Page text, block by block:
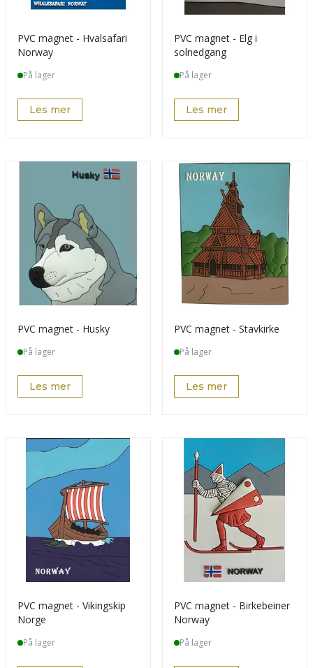
PVC magnet - Hvalsafari
Norway
På lager
Les mer
PVC magnet - Elg i
solnedgang
På lager
Les mer
PVC magnet - Husky
På lager
Les mer
PVC magnet - Stavkirke
På lager
Les mer
PVC magnet - Vikingskip
Norge
På lager
PVC magnet - Birkebeiner
Norway
På lager